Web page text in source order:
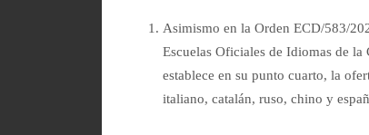
Asimismo en la Orden ECD/583/
Escuelas Oficiales de Idiomas de
establece en su punto cuarto, la
italiano, catalán, ruso, chino y